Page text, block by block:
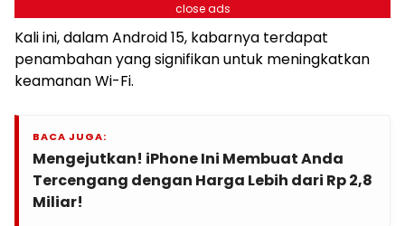
close ads
Kali ini, dalam Android 15, kabarnya terdapat
penambahan yang signifikan untuk meningkatkan
keamanan Wi-Fi.
BACA JUGA:
Mengejutkan! iPhone Ini Membuat Anda
Tercengang dengan Harga Lebih dari Rp 2,8
Miliar!